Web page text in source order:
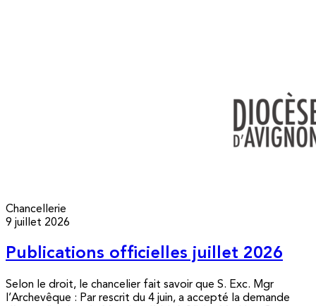
Chancellerie
9 juillet 2026
Publications officielles juillet 2026
Selon le droit, le chancelier fait savoir que S. Exc. Mgr
l’Archevêque : Par rescrit du 4 juin, a accepté la demande